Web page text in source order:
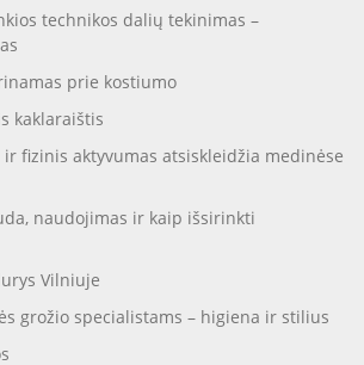
technikos dalių tekinimas –
prie kostiumo
kaklaraištis
fizinis aktyvumas atsiskleidžia medinėse
naudojimas ir kaip išsirinkti
Vilniuje
grožio specialistams – higiena ir stilius